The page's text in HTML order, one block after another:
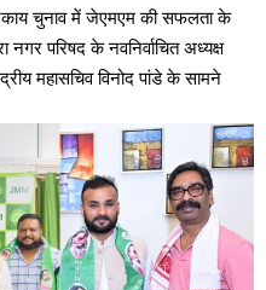
चुनाव में जेएमएम की सफलता के
नगर परिषद के नवनिर्वाचित अध्यक्ष
महासचिव विनोद पांडे के सामने